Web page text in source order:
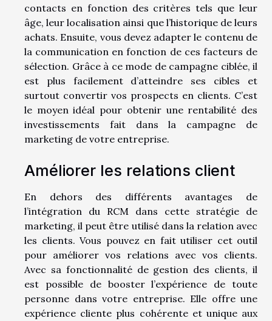
contacts en fonction des critères tels que leur
âge, leur localisation ainsi que l’historique de leurs
achats. Ensuite, vous devez adapter le contenu de
la communication en fonction de ces facteurs de
sélection. Grâce à ce mode de campagne ciblée, il
est plus facilement d’atteindre ses cibles et
surtout convertir vos prospects en clients. C’est
le moyen idéal pour obtenir une rentabilité des
investissements fait dans la campagne de
marketing de votre entreprise.
Améliorer les relations client
En dehors des différents avantages de
l’intégration du RCM dans cette stratégie de
marketing, il peut être utilisé dans la relation avec
les clients. Vous pouvez en fait utiliser cet outil
pour améliorer vos relations avec vos clients.
Avec sa fonctionnalité de gestion des clients, il
est possible de booster l’expérience de toute
personne dans votre entreprise. Elle offre une
expérience cliente plus cohérente et unique aux